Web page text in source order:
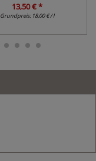
13,50 € *
Grundpreis: 18,00 € / l